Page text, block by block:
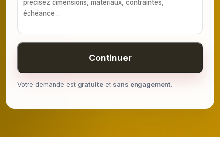
Continuer
Votre demande est gratuite et sans engagement.